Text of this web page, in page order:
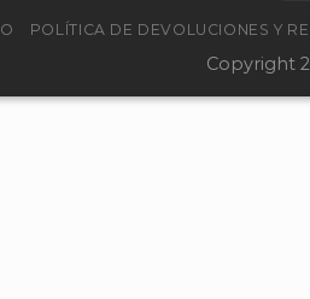
POLÍTICA DE DEVOLUCIONES Y
Copyright